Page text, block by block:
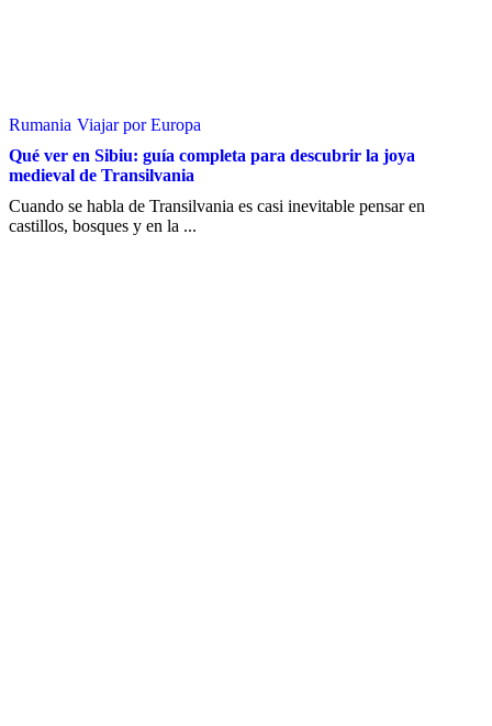
Rumania Viajar por Europa
Qué ver en Sibiu: guía completa para descubrir la joya
medieval de Transilvania
Cuando se habla de Transilvania es casi inevitable pensar en
castillos, bosques y en la ...